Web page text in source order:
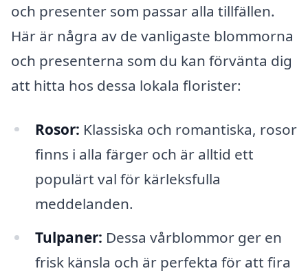
och presenter som passar alla tillfällen.
Här är några av de vanligaste blommorna
och presenterna som du kan förvänta dig
att hitta hos dessa lokala florister:
Rosor: Klassiska och romantiska, rosor
finns i alla färger och är alltid ett
populärt val för kärleksfulla
meddelanden.
Tulpaner: Dessa vårblommor ger en
frisk känsla och är perfekta för att fira